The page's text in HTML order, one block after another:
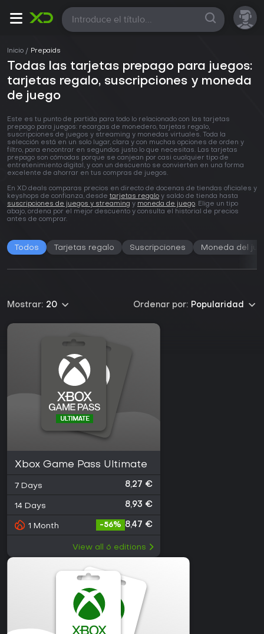
Todas
Inicio Prepaids
Todas las tarjetas prepago para juegos:
tarjetas regalo, suscripciones y moneda
de juego
Este es tu punto de partida para todo lo relacionado con las tarjetas
prepago para juegos: recargas de monedero, tarjetas regalo,
suscripciones de juegos y streaming y monedas virtuales. Toda la
selección está en un solo lugar, clara y con muchas opciones de orden y
filtro, para encontrar en segundos justo lo que necesitas. Las tarjetas
prepago son cómodas porque se canjean por casi cualquier tipo de
entretenimiento digital, y con un descuento se convierten en una forma
excelente de ahorrar en tus compras de juegos.
En XD.deals comparas precios en directo de docenas de tiendas oficiales y
keyshops de confianza, desde tarjetas regalo y saldo de tienda hasta
suscripciones de juegos y streaming y moneda de juego. Elige un tipo
abajo, ordena por el mejor descuento y consulta el historial de precios
antes de comprar.
Todos Tarjetas regalo Suscripciones Moneda del
Ordenar por: Popularidad
Mostrar: 20
Xbox Game Pass Ultimate
7 Days 8,27 €
14 Days 8,93 €
1 Month -56% 8,47 €
View all 6 editions